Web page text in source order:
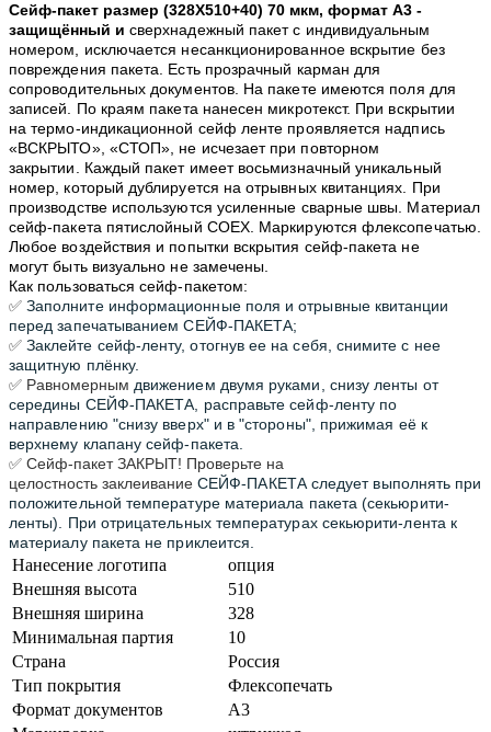
Сейф-пакет размер (328X510+40) 70 мкм, формат А3 -
защищённый и сверхнадежный пакет с индивидуальным
номером, исключается несанкционированное вскрытие без
повреждения пакета. Есть прозрачный карман для
сопроводительных документов. На пакетеимеются поля для
записей. По краям пакета нанесен микротекст. При вскрытии
натермо-индикационной сейф ленте проявляется надпись
«ВСКРЫТО», «СТОП», не исчезаетпри повторном
закрытии. Каждый пакет имеет восьмизначный уникальный
номер, который дублируется на отрывных квитанциях. При
производстве используются усиленные сварные швы. Материал
сейф-пакета пятислойный COEX. Маркируются флексопечатью.
Любое воздействия и попытки вскрытия сейф-пакета не
могутбыть визуально не замечены.
Как пользоваться сейф-пакетом:
✅ Заполните информационные поля и отрывные квитанции
перед запечатыванием СЕЙФ-ПАКЕТА;
✅ Заклейте сейф-ленту, отогнув ее на себя, снимите с нее
защитную плёнку.
✅ Равномерным движением двумя руками, снизу ленты от
середины СЕЙФ-ПАКЕТА, расправьте сейф-ленту по
направлению "снизу вверх" и в "стороны", прижимая её к
верхнему клапану сейф-пакета.
✅ Сейф-пакет ЗАКРЫТ! Проверьте на
целостность заклеивание СЕЙФ-ПАКЕТА следует выполнять при
положительной температуре материала пакета (секьюрити-
ленты). При отрицательных температурах секьюрити-лента к
материалу пакета не приклеится.
Нанесение логотипа
опция
Внешняя высота
510
Внешняя ширина
328
Минимальная партия
10
Страна
Россия
Тип покрытия
Флексопечать
Формат документов
А3